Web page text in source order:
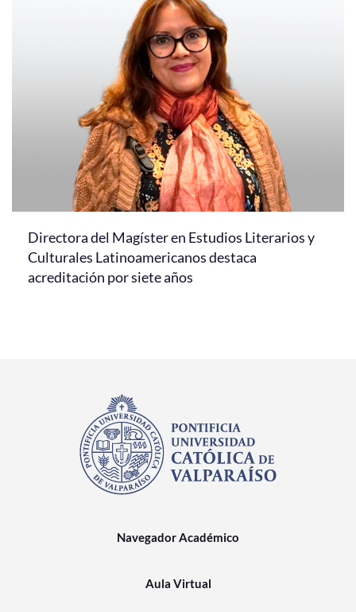
Directora del Magíster en Estudios Literarios y
Culturales Latinoamericanos destaca
acreditación por siete años
Navegador Académico
Aula Virtual